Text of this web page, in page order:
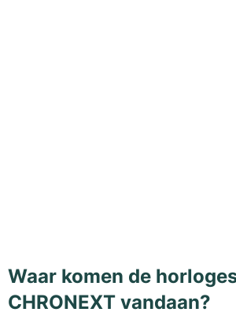
Waar komen de
CHRONEXT vandaan?